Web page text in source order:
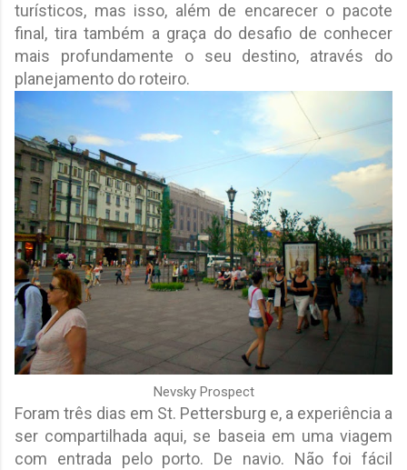
turísticos, mas isso, além de encarecer o pacote
final, tira também a graça do desafio de conhecer
mais profundamente o seu destino, através do
planejamento do roteiro.
Nevsky Prospect
Foram três dias em St. Pettersburg e, a experiência a
ser compartilhada aqui, se baseia em uma viagem
com entrada pelo porto. De navio. Não foi fácil